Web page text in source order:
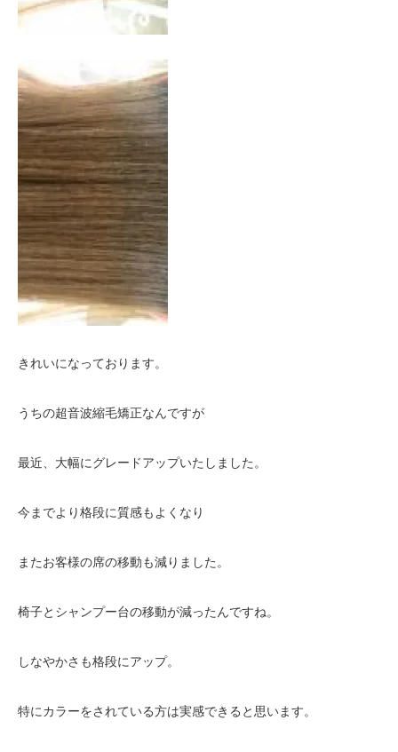
きれいになっております。
うちの超音波縮毛矯正なんですが
最近、大幅にグレードアップいたしました。
今までより格段に質感もよくなり
またお客様の席の移動も減りました。
椅子とシャンプー台の移動が減ったんですね。
しなやかさも格段にアップ。
特にカラーをされている方は実感できると思います。